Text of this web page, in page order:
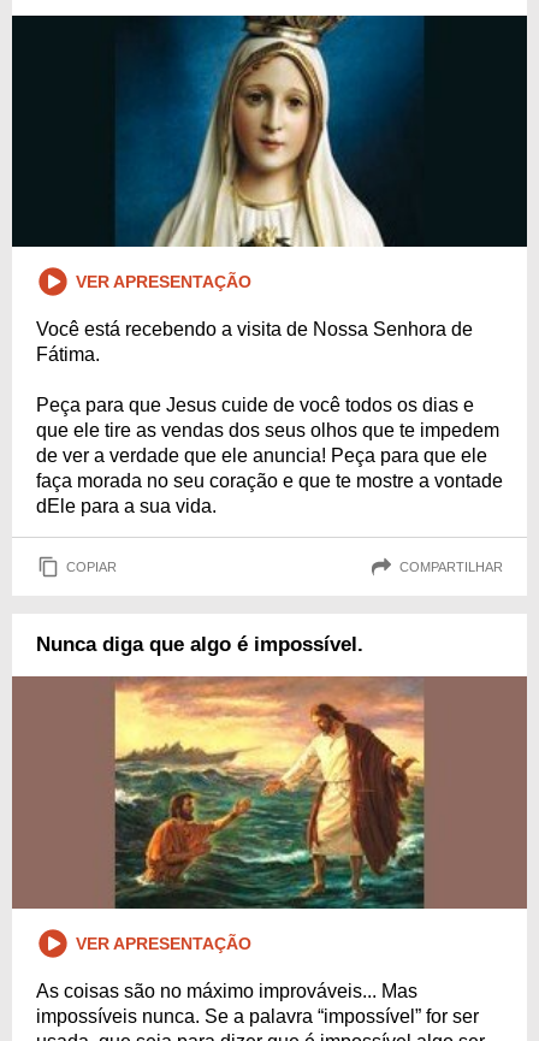
VER APRESENTAÇÃO
Você está recebendo a visita de Nossa Senhora de
Fátima.
Peça para que Jesus cuide de você todos os dias e
que ele tire as vendas dos seus olhos que te impedem
de ver a verdade que ele anuncia! Peça para que ele
faça morada no seu coração e que te mostre a vontade
dEle para a sua vida.
COPIAR COMPARTILHAR
Nunca diga que algo é impossível.
VER APRESENTAÇÃO
As coisas são no máximo improváveis... Mas
impossíveis nunca. Se a palavra “impossível” for ser